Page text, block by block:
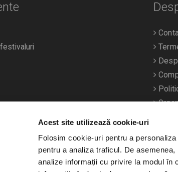
Acest site utilizează cookie-uri
Folosim cookie-uri pentru a
pentru a analiza traficul. De
analize informații cu privire la modul în
evenimentelor